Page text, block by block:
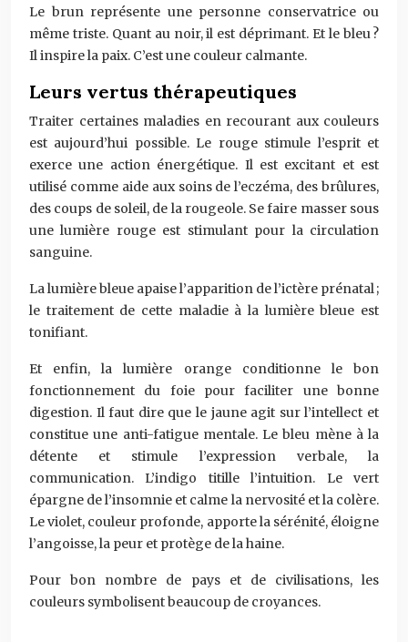
Le brun représente une personne conservatrice ou
même triste. Quant au noir, il est déprimant. Et le bleu ?
Il inspire la paix. C’est une couleur calmante.
Leurs vertus thérapeutiques
Traiter certaines maladies en recourant aux couleurs
est aujourd’hui possible. Le rouge stimule l’esprit et
exerce une action énergétique. Il est excitant et est
utilisé comme aide aux soins de l’eczéma, des brûlures,
des coups de soleil, de la rougeole. Se faire masser sous
une lumière rouge est stimulant pour la circulation
sanguine.
La lumière bleue apaise l’apparition de l’ictère prénatal ;
le traitement de cette maladie à la lumière bleue est
tonifiant.
Et enfin, la lumière orange conditionne le bon
fonctionnement du foie pour faciliter une bonne
digestion. Il faut dire que le jaune agit sur l’intellect et
constitue une anti-fatigue mentale. Le bleu mène à la
détente et stimule l’expression verbale, la
communication. L’indigo titille l’intuition. Le vert
épargne de l’insomnie et calme la nervosité et la colère.
Le violet, couleur profonde, apporte la sérénité, éloigne
l’angoisse, la peur et protège de la haine.
Pour bon nombre de pays et de civilisations, les
couleurs symbolisent beaucoup de croyances.